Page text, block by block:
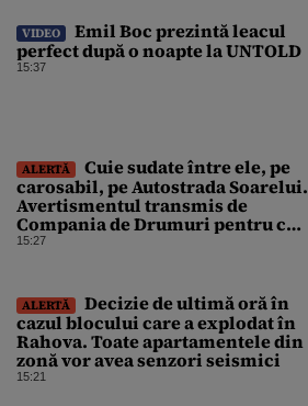
VIDEO
Emil Boc prezintă leacul
perfect după o noapte la UNTOLD
15:37
ALERTĂ
Cuie sudate între ele, pe
carosabil, pe Autostrada Soarelui.
Avertismentul transmis de
Compania de Drumuri pentru cei
care tranzitează A2
15:27
ALERTĂ
Decizie de ultimă oră în
cazul blocului care a explodat în
Rahova. Toate apartamentele din
zonă vor avea senzori seismici
15:21